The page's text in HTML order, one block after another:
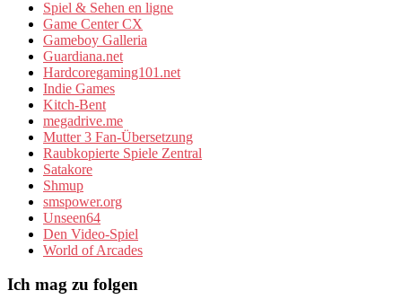
Spiel & Sehen en ligne
Game Center CX
Gameboy Galleria
Guardiana.net
Hardcoregaming101.net
Indie Games
Kitch-Bent
megadrive.me
Mutter 3 Fan-Übersetzung
Raubkopierte Spiele Zentral
Satakore
Shmup
smspower.org
Unseen64
Den Video-Spiel
World of Arcades
Ich mag zu folgen